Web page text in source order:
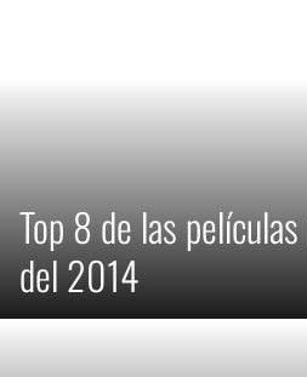
Top 8 de las
del 2014